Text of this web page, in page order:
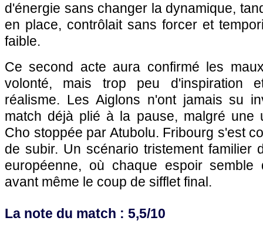
d'énergie sans changer la dynamique,
en place, contrôlait sans forcer et
faible.
Ce second acte aura confirmé les
volonté, mais trop peu d'inspiration
réalisme. Les Aiglons n'ont jamais su
match déjà plié à la pause, malgré une
Cho stoppée par Atubolu. Fribourg s'est
de subir. Un scénario tristement familier
européenne, où chaque espoir semble
avant même le coup de sifflet final.
La note du match : 5,5/10